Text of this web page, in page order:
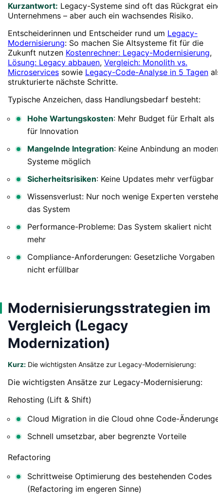
Kurzantwort: Legacy-Systeme sind oft das Rückgrat
Unternehmens – aber auch ein wachsendes Risiko.
Entscheiderinnen und Entscheider rund um Legacy-
Modernisierung: So machen Sie Altsysteme fit für die
Zukunft nutzen Kostenrechner: Legacy-Modernisierung,
Lösung: Legacy abbauen, Vergleich: Monolith vs.
Microservices sowie Legacy-Code-Analyse in 5 Tagen
strukturierte nächste Schritte.
Typische Anzeichen, dass Handlungsbedarf besteht:
Hohe Wartungskosten: Mehr Budget für Erhalt als
für Innovation
Mangelnde Integration: Keine Anbindung an
Systeme möglich
Sicherheitsrisiken: Keine Updates mehr verfügbar
Wissensverlust: Nur noch wenige Experten
das System
Performance-Probleme: Das System skaliert nicht
mehr
Compliance-Anforderungen: Gesetzliche Vorgaben
nicht erfüllbar
Modernisierungsstrategien im
Vergleich (Legacy
Modernization)
Kurz: Die wichtigsten Ansätze zur Legacy-Modernisierung:
Die wichtigsten Ansätze zur Legacy-Modernisierung:
Rehosting (Lift & Shift)
Cloud Migration in die Cloud ohne Code-
Schnell umsetzbar, aber begrenzte Vorteile
Refactoring
Schrittweise Optimierung des bestehenden Codes
(Refactoring im engeren Sinne)